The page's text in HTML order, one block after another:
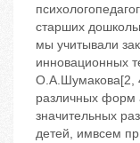
старших
мы учитывали
инновационных
О.А.Шумакова[2,
различных форм
значительных
детей, имвсем